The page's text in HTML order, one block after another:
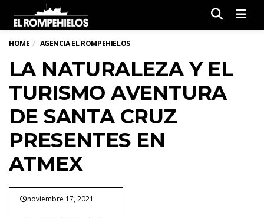
HOME AGENCIA EL ROMPEHIELOS
LA NATURALEZA Y EL
TURISMO AVENTURA
DE SANTA CRUZ
PRESENTES EN
ATMEX
noviembre 17, 2021